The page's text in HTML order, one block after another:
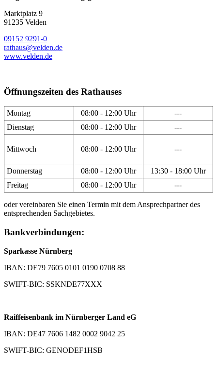
Marktplatz 9
91235 Velden
09152 9291-0
rathaus@velden.de
www.velden.de
Öffnungszeiten des Rathauses
Montag 08:00 - 12:00 Uhr
---
Dienstag
08:00 - 12:00 Uhr ---
Mittwoch 08:00 - 12:00 Uhr ---
Donnerstag 08:00 - 12:00 Uhr
13:30 - 18:00 Uhr
Freitag
08:00 - 12:00 Uhr ---
oder vereinbaren Sie einen Termin mit dem Ansprechpartner des
entsprechenden Sachgebietes.
Bankverbindungen:
Sparkasse Nürnberg
IBAN: DE79 7605 0101 0190 0708 88
SWIFT-BIC: SSKNDE77XXX
Raiffeisenbank im Nürnberger Land eG
IBAN: DE47 7606 1482 0002 9042 25
SWIFT-BIC: GENODEF1HSB